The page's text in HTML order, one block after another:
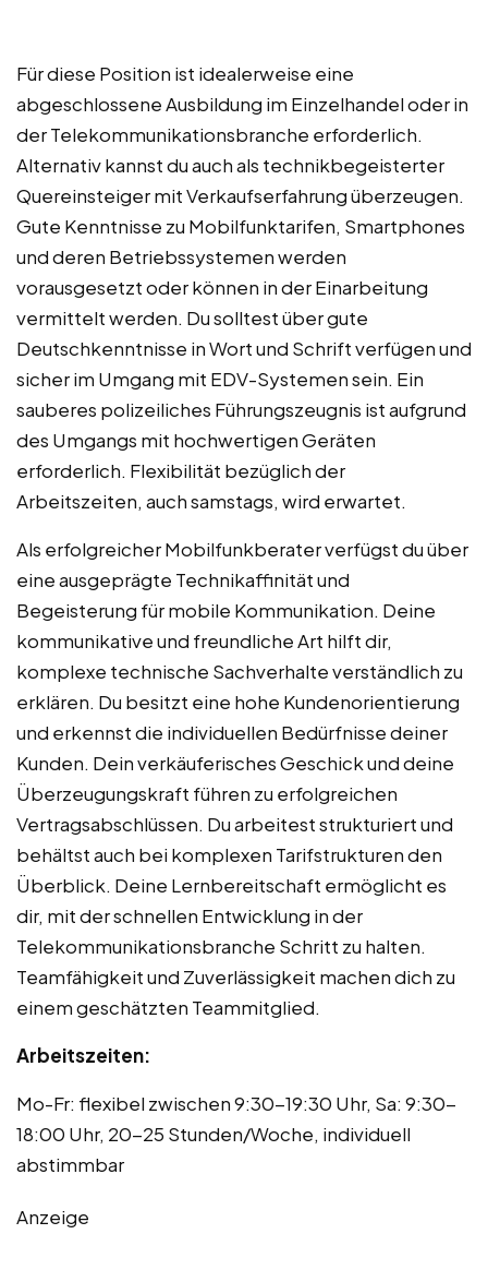
Für diese Position ist idealerweise eine
abgeschlossene Ausbildung im Einzelhandel oder in
der Telekommunikationsbranche erforderlich.
Alternativ kannst du auch als technikbegeisterter
Quereinsteiger mit Verkaufserfahrung überzeugen.
Gute Kenntnisse zu Mobilfunktarifen, Smartphones
und deren Betriebssystemen werden
vorausgesetzt oder können in der Einarbeitung
vermittelt werden. Du solltest über gute
Deutschkenntnisse in Wort und Schrift verfügen und
sicher im Umgang mit EDV-Systemen sein. Ein
sauberes polizeiliches Führungszeugnis ist aufgrund
des Umgangs mit hochwertigen Geräten
erforderlich. Flexibilität bezüglich der
Arbeitszeiten, auch samstags, wird erwartet.
Als erfolgreicher Mobilfunkberater verfügst du über
eine ausgeprägte Technikaffinität und
Begeisterung für mobile Kommunikation. Deine
kommunikative und freundliche Art hilft dir,
komplexe technische Sachverhalte verständlich zu
erklären. Du besitzt eine hohe Kundenorientierung
und erkennst die individuellen Bedürfnisse deiner
Kunden. Dein verkäuferisches Geschick und deine
Überzeugungskraft führen zu erfolgreichen
Vertragsabschlüssen. Du arbeitest strukturiert und
behältst auch bei komplexen Tarifstrukturen den
Überblick. Deine Lernbereitschaft ermöglicht es
dir, mit der schnellen Entwicklung in der
Telekommunikationsbranche Schritt zu halten.
Teamfähigkeit und Zuverlässigkeit machen dich zu
einem geschätzten Teammitglied.
Arbeitszeiten:
Mo-Fr: flexibel zwischen 9:30-19:30 Uhr, Sa: 9:30-
18:00 Uhr, 20-25 Stunden/Woche, individuell
abstimmbar
Anzeige